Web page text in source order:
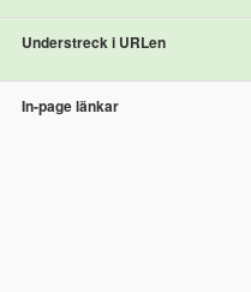
Understreck i URLen
In-page länkar